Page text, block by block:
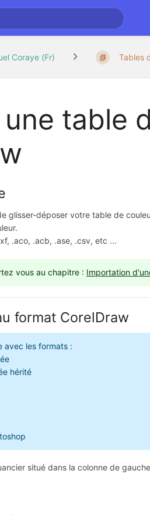
Coraye (Fr) Tables
table
glisser-déposer votre table de
.aco, .acb, .ase, .csv, etc ...
vous au chapitre : Importation
format CorelDraw
avec les formats :
hérité
situé dans la colonne de